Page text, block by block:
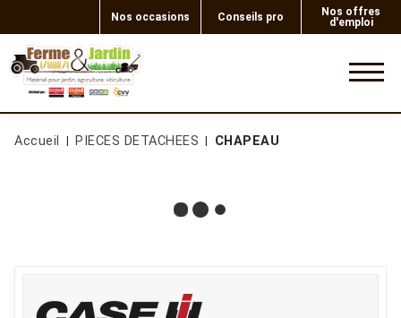
Nos occasions Conseils pro
Nos offres
d'emploi
Accueil PIECES DETACHEES CHAPEAU